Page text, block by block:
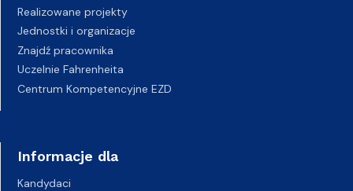
Realizowane projekty
Jednostki i organizacje
Znajdź pracownika
Uczelnie Fahrenheita
Centrum Kompetencyjne EZD
Informacje dla
Kandydaci